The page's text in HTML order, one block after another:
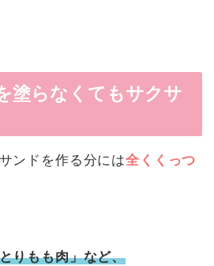
塗らなくてもサクサ
ンドを作る分には全くくっつ
りもも肉」など、